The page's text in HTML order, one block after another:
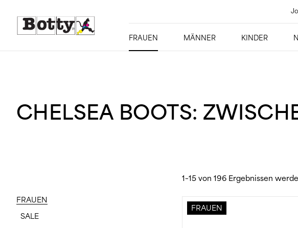
FRAUEN MÄNNER KINDER
CHELSEA BOOTS:
FRAUEN
SALE
1–15 von 196 Ergebnissen
FRAUEN